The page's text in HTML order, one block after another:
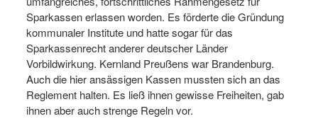
Sparkassen erlassen worden. Es förderte die Gründung
kommunaler Institute und hatte sogar für das
Sparkassenrecht anderer deutscher Länder
Vorbildwirkung. Kernland Preußens war Brandenburg.
Auch die hier ansässigen Kassen mussten sich an das
Reglement halten. Es ließ ihnen gewisse Freiheiten, gab
ihnen aber auch strenge Regeln vor.